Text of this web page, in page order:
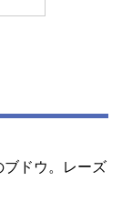
ブドウ。レーズ